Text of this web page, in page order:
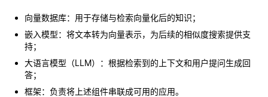
向量数据库：用于存储与检索向量化后的知识；
嵌入模型：将文本转为向量表示，为后续的相似度搜索提供支
持；
大语言模型（LLM）：根据检索到的上下文和用户提问生成回
答；
框架：负责将上述组件串联成可用的应用。